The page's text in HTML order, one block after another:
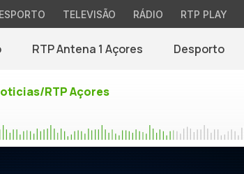
TELEVISÃO RÁDIO RTP PLAY
RTP Antena 1 Açores Desporto
RTP Açores